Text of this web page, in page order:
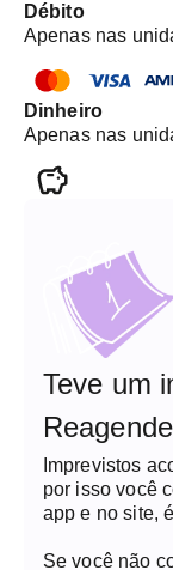
Débito
Apenas nas
Dinheiro
Apenas nas
Teve um
Imprevistos
por isso você
app e no site,
Se você não